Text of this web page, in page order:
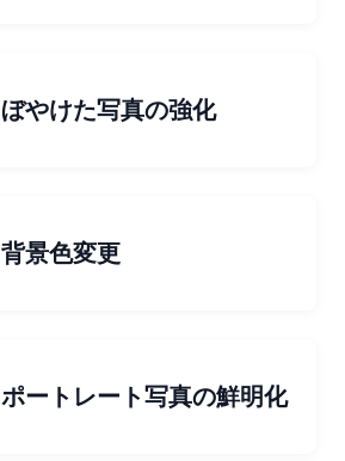
ぼやけた写真の強化
背景色変更
ポートレート写真の鮮明化